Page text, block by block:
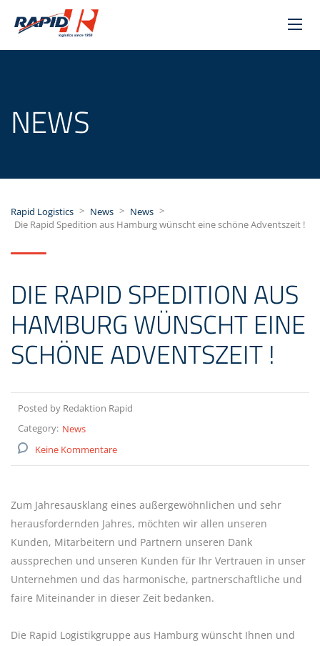
NEWS
Rapid Logistics > News > News >
Die Rapid Spedition aus Hamburg wünscht eine schöne Adventszeit !
DIE RAPID SPEDITION AUS
HAMBURG WÜNSCHT EINE
SCHÖNE ADVENTSZEIT !
Posted by Redaktion Rapid
Category: News
Keine Kommentare
Zum Jahresausklang eines außergewöhnlichen und sehr
herausfordernden Jahres, möchten wir allen unseren
Kunden, Mitarbeitern und Partnern unseren Dank
aussprechen und unseren Kunden für Ihr Vertrauen in unser
Unternehmen und das harmonische, partnerschaftliche und
faire Miteinander in dieser Zeit bedanken.
Die Rapid Logistikgruppe aus Hamburg wünscht Ihnen und